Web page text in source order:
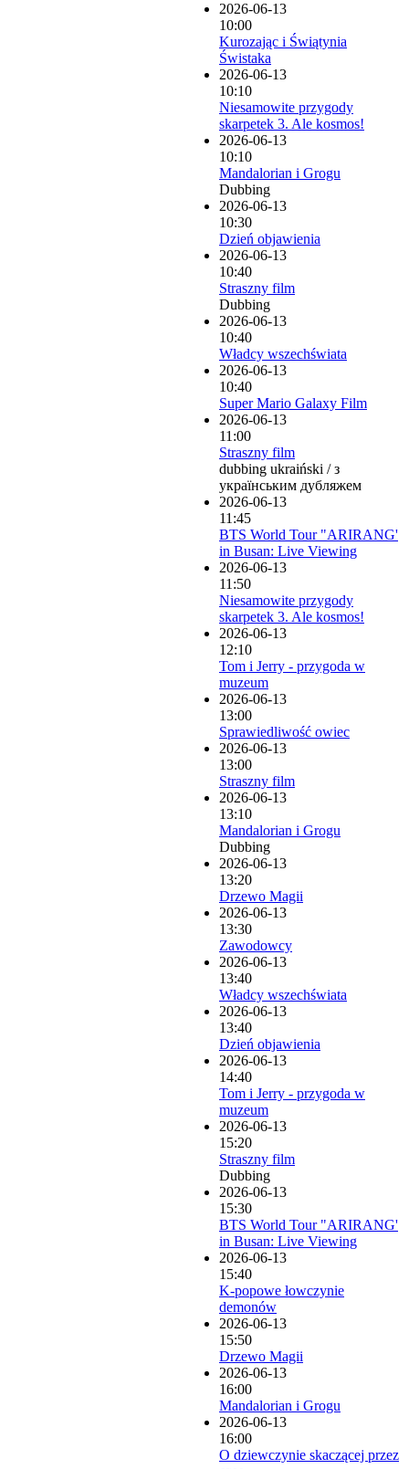
2026-06-13
10:00
Kurozając i Świątynia
Świstaka
2026-06-13
10:10
Niesamowite przygody
skarpetek 3. Ale kosmos!
2026-06-13
10:10
Mandalorian i Grogu
Dubbing
2026-06-13
10:30
Dzień objawienia
2026-06-13
10:40
Straszny film
Dubbing
2026-06-13
10:40
Władcy wszechświata
2026-06-13
10:40
Super Mario Galaxy Film
2026-06-13
11:00
Straszny film
dubbing ukraiński / з
українським дубляжем
2026-06-13
11:45
BTS World Tour "ARIRANG'
in Busan: Live Viewing
2026-06-13
11:50
Niesamowite przygody
skarpetek 3. Ale kosmos!
2026-06-13
12:10
Tom i Jerry - przygoda w
muzeum
2026-06-13
13:00
Sprawiedliwość owiec
2026-06-13
13:00
Straszny film
2026-06-13
13:10
Mandalorian i Grogu
Dubbing
2026-06-13
13:20
Drzewo Magii
2026-06-13
13:30
Zawodowcy
2026-06-13
13:40
Władcy wszechświata
2026-06-13
13:40
Dzień objawienia
2026-06-13
14:40
Tom i Jerry - przygoda w
muzeum
2026-06-13
15:20
Straszny film
Dubbing
2026-06-13
15:30
BTS World Tour "ARIRANG'
in Busan: Live Viewing
2026-06-13
15:40
K-popowe łowczynie
demonów
2026-06-13
15:50
Drzewo Magii
2026-06-13
16:00
Mandalorian i Grogu
2026-06-13
16:00
O dziewczynie skaczącej przez